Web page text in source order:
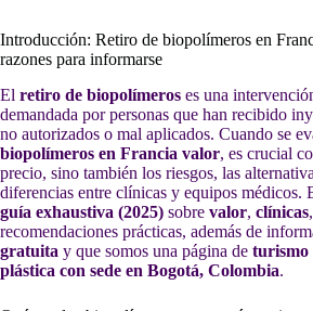
Introducción: Retiro de biopolímeros en
razones para informarse
El retiro de biopolímeros es una
demandada por personas que han recibido
no autorizados o mal aplicados. Cuando se
biopolímeros en Francia valor, es crucial
precio, sino también los riesgos, las
diferencias entre clínicas y equipos médicos.
guía exhaustiva (2025) sobre valor, clínicas,
recomendaciones prácticas, además de
gratuita y que somos una página de turismo
plástica con sede en Bogotá, Colombia.